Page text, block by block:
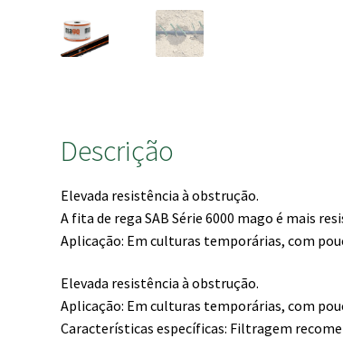
Descrição
Elevada resistência à obstrução.
A fita de rega SAB Série 6000 mago é mais
Aplicação: Em culturas temporárias, com
Elevada resistência à obstrução.
Aplicação: Em culturas temporárias, com
Características específicas: Filtragem